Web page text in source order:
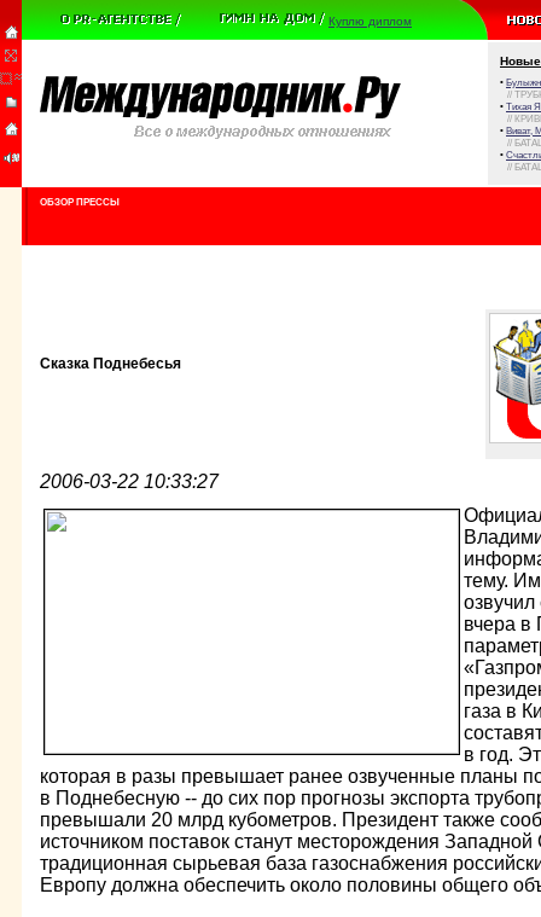
Куплю диплом
Новые
•
//
• Тихая
//
• Виват,
//
•
//
ОБЗОР ПРЕССЫ
Сказка Поднебесья
2006-03-22 10:33:27
тему.
вчера в
газа в
в год.
которая в разы превышает ранее озвученные планы
в Поднебесную -- до сих пор прогнозы экспорта
превышали 20 млрд кубометров. Президент также
источником поставок станут месторождения
традиционная сырьевая база газоснабжения
Европу должна обеспечить около половины общего